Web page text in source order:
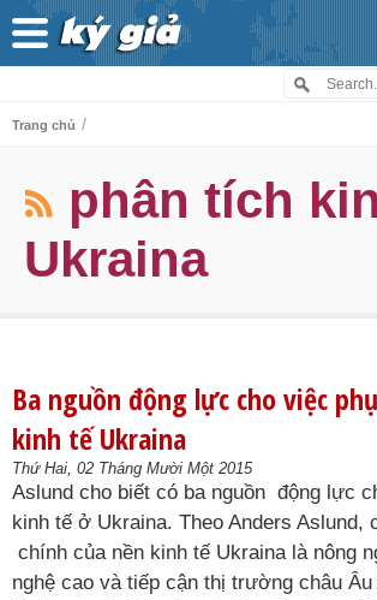
Trang chủ /
phân tích
Ukraina
Ba nguồn động lực cho việc
kinh tế Ukraina
Thứ Hai, 02 Tháng Mười Một 2015
Aslund cho biết có ba nguồn động lực
kinh tế ở Ukraina. Theo Anders Aslund,
chính của nền kinh tế Ukraina là nông
nghệ cao và tiếp cận thị trường châu Âu